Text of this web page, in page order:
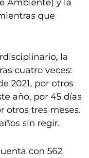
Ambiente) y la
que
la
cuatro veces:
2021, por otros
año, por 45 días
otros tres meses.
sin regir.
con 562